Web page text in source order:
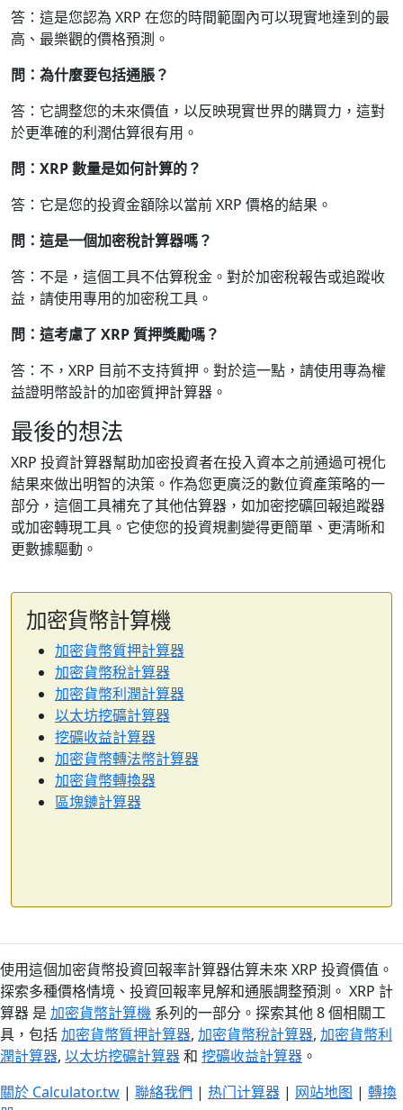
答：這是您認為 XRP 在您的時間範圍內可以現實地達到的最
高、最樂觀的價格預測。
問：為什麼要包括通脹？
答：它調整您的未來價值，以反映現實世界的購買力，這對
於更準確的利潤估算很有用。
問：XRP 數量是如何計算的？
答：它是您的投資金額除以當前 XRP 價格的結果。
問：這是一個加密稅計算器嗎？
答：不是，這個工具不估算稅金。對於加密稅報告或追蹤收
益，請使用專用的加密稅工具。
問：這考慮了 XRP 質押獎勵嗎？
答：不，XRP 目前不支持質押。對於這一點，請使用專為權
益證明幣設計的加密質押計算器。
最後的想法
XRP 投資計算器幫助加密投資者在投入資本之前通過可視化
結果來做出明智的決策。作為您更廣泛的數位資產策略的一
部分，這個工具補充了其他估算器，如加密挖礦回報追蹤器
或加密轉現工具。它使您的投資規劃變得更簡單、更清晰和
更數據驅動。
加密貨幣計算機
加密貨幣質押計算器
加密貨幣稅計算器
加密貨幣利潤計算器
以太坊挖礦計算器
挖礦收益計算器
加密貨幣轉法幣計算器
加密貨幣轉換器
區塊鏈計算器
使用這個加密貨幣投資回報率計算器估算未來 XRP 投資價值。
探索多種價格情境、投資回報率見解和通脹調整預測。 XRP 計
算器 是 加密貨幣計算機 系列的一部分。探索其他 8 個相關工
具，包括加密貨幣質押計算器, 加密貨幣稅計算器, 加密貨幣利
潤計算器, 以太坊挖礦計算器和 挖礦收益計算器 。
關於 Calculator.tw | 聯絡我們 | 热门计算器 | 网站地图 | 轉換